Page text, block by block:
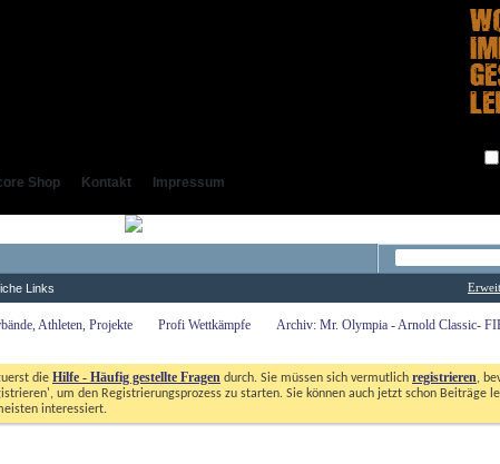
Shop Kontakt Impressum
Links
Athleten, Projekte Profi Wettkämpfe Archiv: Mr. Olympia - Arnold Classic-
die Hilfe - Häufig gestellte Fragen durch. Sie müssen sich vermutlich registrieren,
um den Registrierungsprozess zu starten. Sie können auch jetzt schon Beiträge
interessiert.